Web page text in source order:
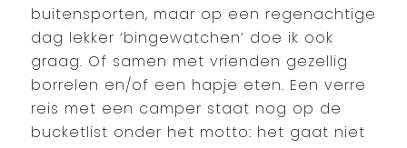
buitensporten, maar op een regenachtige
dag lekker ‘bingewatchen’ doe ik ook
graag. Of samen met vrienden gezellig
borrelen en/of een hapje eten. Een verre
reis met een camper staat nog op de
bucketlist onder het motto: het gaat niet